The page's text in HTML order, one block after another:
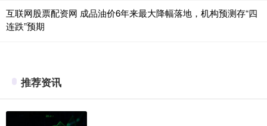
互联网股票配资网 成品油价6年来最大降幅落地，机构预测存“四
连跌”预期
推荐资讯